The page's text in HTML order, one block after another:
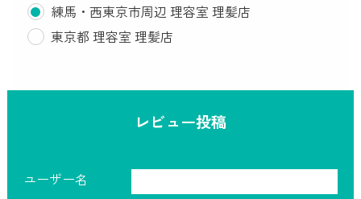
練馬・西東京市周辺 理容室 理髪店
東京都 理容室 理髪店
レビュー投稿
ユーザー名